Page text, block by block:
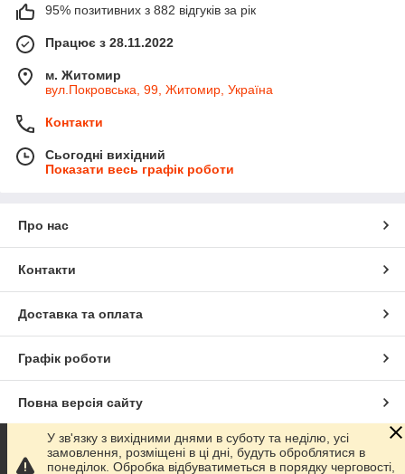
95% позитивних з 882 відгуків за рік
Працює з 28.11.2022
м. Житомир
вул.Покровська, 99, Житомир, Україна
Контакти
Сьогодні вихідний
Показати весь графік роботи
Про нас
Контакти
Доставка та оплата
Графік роботи
Повна версія сайту
Сайт створено на маркетплейсі Prom.ua
У зв'язку з вихідними днями в суботу та неділю, усі
замовлення, розміщені в ці дні, будуть оброблятися в
понеділок. Обробка відбуватиметься в порядку черговості,